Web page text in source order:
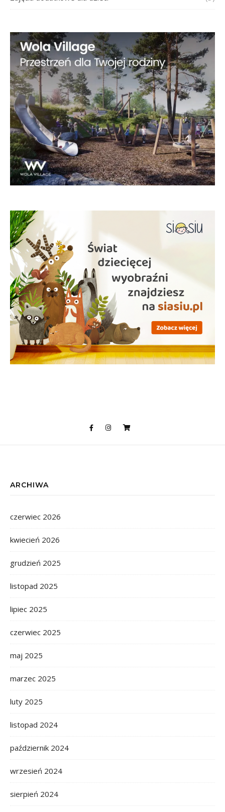
ARCHIWA
czerwiec 2026
kwiecień 2026
grudzień 2025
listopad 2025
lipiec 2025
czerwiec 2025
maj 2025
marzec 2025
luty 2025
listopad 2024
październik 2024
wrzesień 2024
sierpień 2024